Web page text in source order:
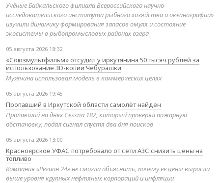
Учёные Байкальского филиала Всероссийского научно-
исследовательского института рыбного хозяйства и океанографии»
изучили динамику формирования запасов омуля и состояние
экосистемы в рыбопромысловых районах озера
05 августа 2026 18:32
«Союзмультфильм» отсудил у иркутянина 50 тысяч рублей за
использование 3D-копии Чебурашки
Мужчина использовал модель в коммерческих целях
05 августа 2026 19:45
Пропавший в Иркутской области самолёт найден
Пропавший на днях Cessna 182, который проверял пожарную
обстановку, подал сигнал спустя два дня поисков
05 августа 2026 13:00
Красноярское УФАС потребовало от сети АЗС снизить цены на
топливо
Компания «Регион 24» не смогла объяснить, почему её цены выросли
выше уровня крупных нефтяных корпораций и инфляции